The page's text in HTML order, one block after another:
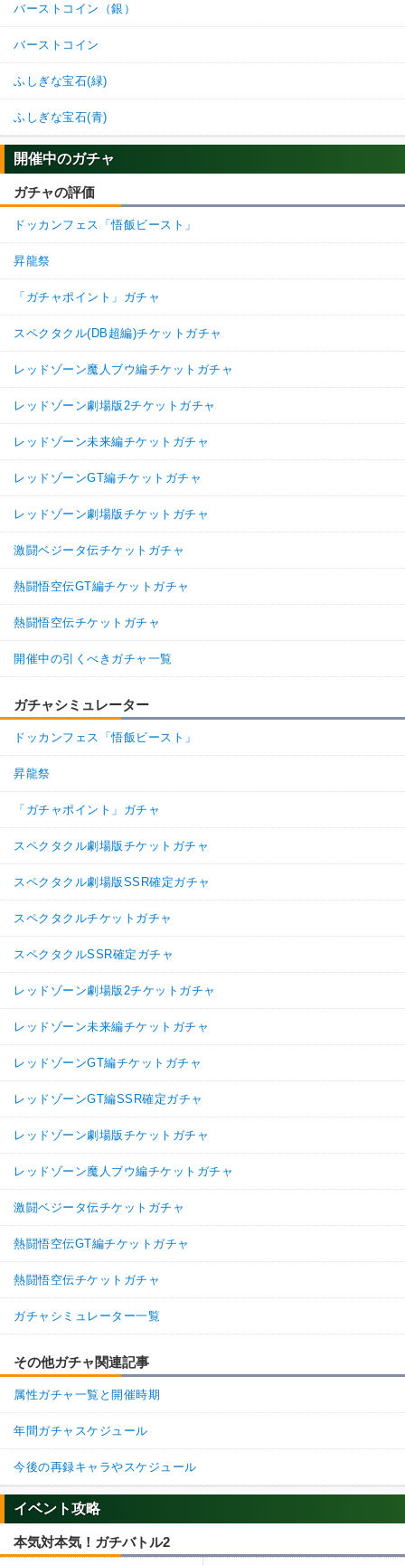
バーストコイン（銀）
バーストコイン
ふしぎな宝石(緑)
ふしぎな宝石(青)
開催中のガチャ
ガチャの評価
ドッカンフェス「悟飯ビースト」
昇龍祭
「ガチャポイント」ガチャ
スペクタクル(DB超編)チケットガチャ
レッドゾーン魔人ブウ編チケットガチャ
レッドゾーン劇場版2チケットガチャ
レッドゾーン未来編チケットガチャ
レッドゾーンGT編チケットガチャ
レッドゾーン劇場版チケットガチャ
激闘ベジータ伝チケットガチャ
熱闘悟空伝GT編チケットガチャ
熱闘悟空伝チケットガチャ
開催中の引くべきガチャ一覧
ガチャシミュレーター
ドッカンフェス「悟飯ビースト」
昇龍祭
「ガチャポイント」ガチャ
スペクタクル劇場版チケットガチャ
スペクタクル劇場版SSR確定ガチャ
スペクタクルチケットガチャ
スペクタクルSSR確定ガチャ
レッドゾーン劇場版2チケットガチャ
レッドゾーン未来編チケットガチャ
レッドゾーンGT編チケットガチャ
レッドゾーンGT編SSR確定ガチャ
レッドゾーン劇場版チケットガチャ
レッドゾーン魔人ブウ編チケットガチャ
激闘ベジータ伝チケットガチャ
熱闘悟空伝GT編チケットガチャ
熱闘悟空伝チケットガチャ
ガチャシミュレーター一覧
その他ガチャ関連記事
属性ガチャ一覧と開催時期
年間ガチャスケジュール
今後の再録キャラやスケジュール
イベント攻略
本気対本気！ガチバトル2